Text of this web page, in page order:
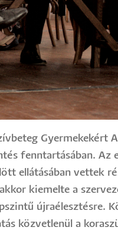
fenntartásában. Az
ellátásában vettek
kiemelte a
újraélesztésre.
közvetlenül a